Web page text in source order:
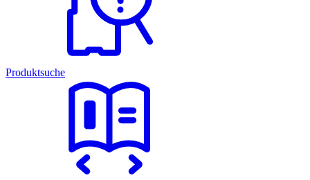
Produktsuche